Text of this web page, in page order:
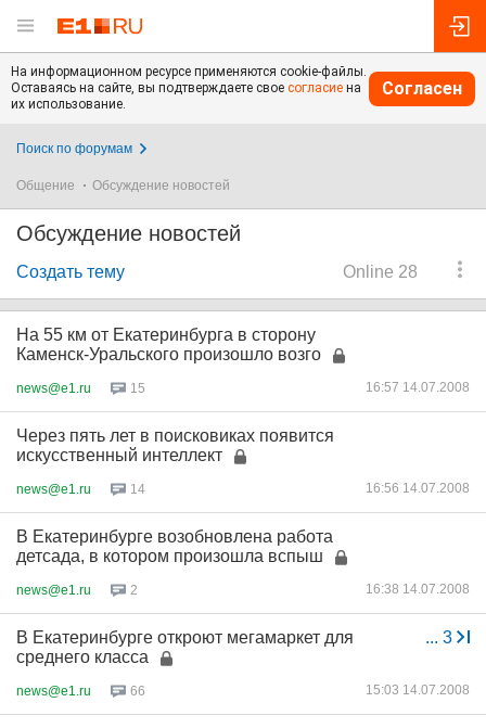
На информационном ресурсе применяются cookie-файлы.
Оставаясь на сайте, вы подтверждаете свое согласие на
их использование.
Согласен
Поиск по форумам
Общение Обсуждение новостей
Обсуждение новостей
Online 28
Создать тему
На 55 км от Екатеринбурга в сторону
Каменск-Уральского произошло возго
news@e1.ru 15 16:57 14.07.2008
Через пять лет в поисковиках появится
искусственный интеллект
news@e1.ru 14 16:56 14.07.2008
В Екатеринбурге возобновлена работа
детсада, в котором произошла вспыш
news@e1.ru 2 16:38 14.07.2008
... 3
В Екатеринбурге откроют мегамаркет для
среднего класса
news@e1.ru 66 15:03 14.07.2008